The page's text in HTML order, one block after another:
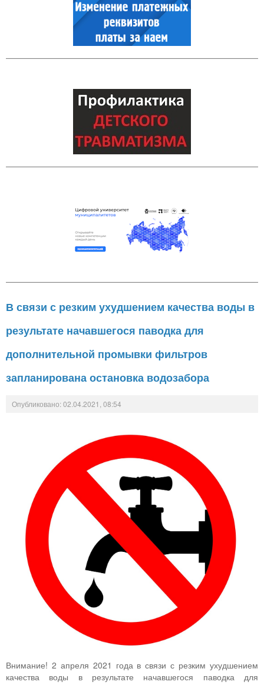
В связи с резким ухудшением качества воды в
результате начавшегося паводка для
дополнительной промывки фильтров
запланирована остановка водозабора
Опубликовано: 02.04.2021, 08:54
Внимание! 2 апреля 2021 года в связи с резким ухудшением
качества воды в результате начавшегося паводка для